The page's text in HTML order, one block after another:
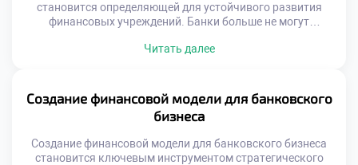
становится определяющей для устойчивого развития
финансовых учреждений. Банки больше не могут
поддержку. Сегодня важно не просто предлагать продукт
первый план выходит стратегический маркетинг.
Банковские услуги — […]
Читать далее
Создание финансовой модели для банковского
бизнеса
Создание финансовой модели для банковского бизнеса
становится ключевым инструментом стратегического